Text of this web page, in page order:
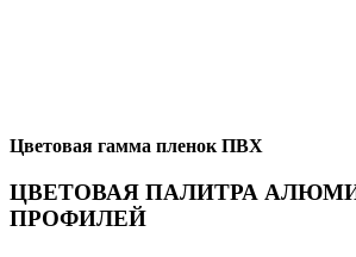
Цветовая гамма пленок ПВХ
ЦВЕТОВАЯ ПАЛИТРА
ПРОФИЛЕЙ